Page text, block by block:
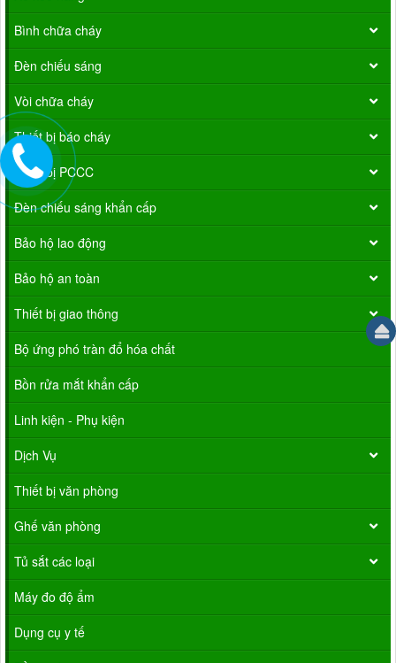
Bình chữa cháy
Đèn chiếu sáng
Vòi chữa cháy
Thiết bị báo cháy
Thiết bị PCCC
Đèn chiếu sáng khẩn cấp
Bảo hộ lao động
Bảo hộ an toàn
Thiết bị giao thông
Bộ ứng phó tràn đổ hóa chất
Bồn rửa mắt khẩn cấp
Linh kiện - Phụ kiện
Dịch Vụ
Thiết bị văn phòng
Ghế văn phòng
Tủ sắt các loại
Máy đo độ ẩm
Dụng cụ y tế